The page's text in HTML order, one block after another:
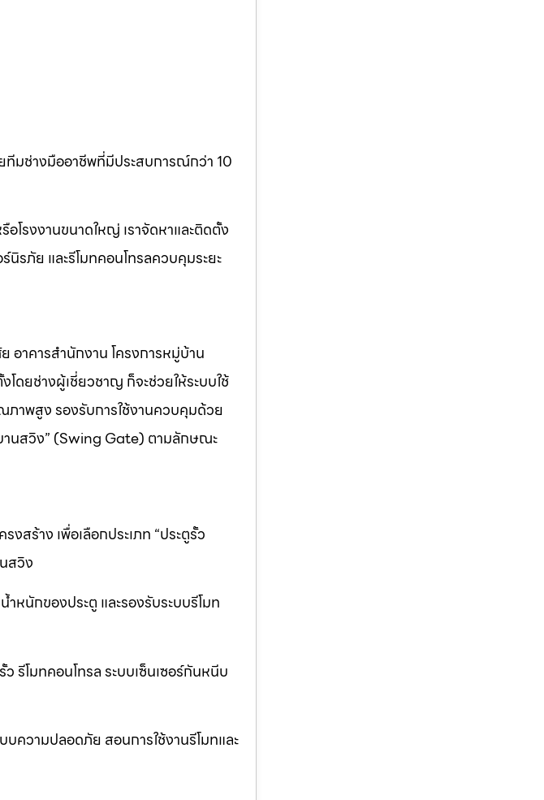
ทีมช่างมืออาชีพที่มีประสบการณ์กว่า 10
โรงงานขนาดใหญ่ เราจัดหาและติดตั้ง
นิรภัย และรีโมทคอนโทรลควบคุมระยะ
อาคารสำนักงาน โครงการหมู่บ้าน
ดยช่างผู้เชี่ยวชาญ ก็จะช่วยให้ระบบใช้
ณภาพสูง รองรับการใช้งานควบคุมด้วย
านสวิง” (Swing Gate) ตามลักษณะ
สร้าง เพื่อเลือกประเภท “ประตูรั้ว
สวิง
หนักของประตู และรองรับระบบรีโมท
รีโมทคอนโทรล ระบบเซ็นเซอร์กันหนีบ
ความปลอดภัย สอนการใช้งานรีโมทและ